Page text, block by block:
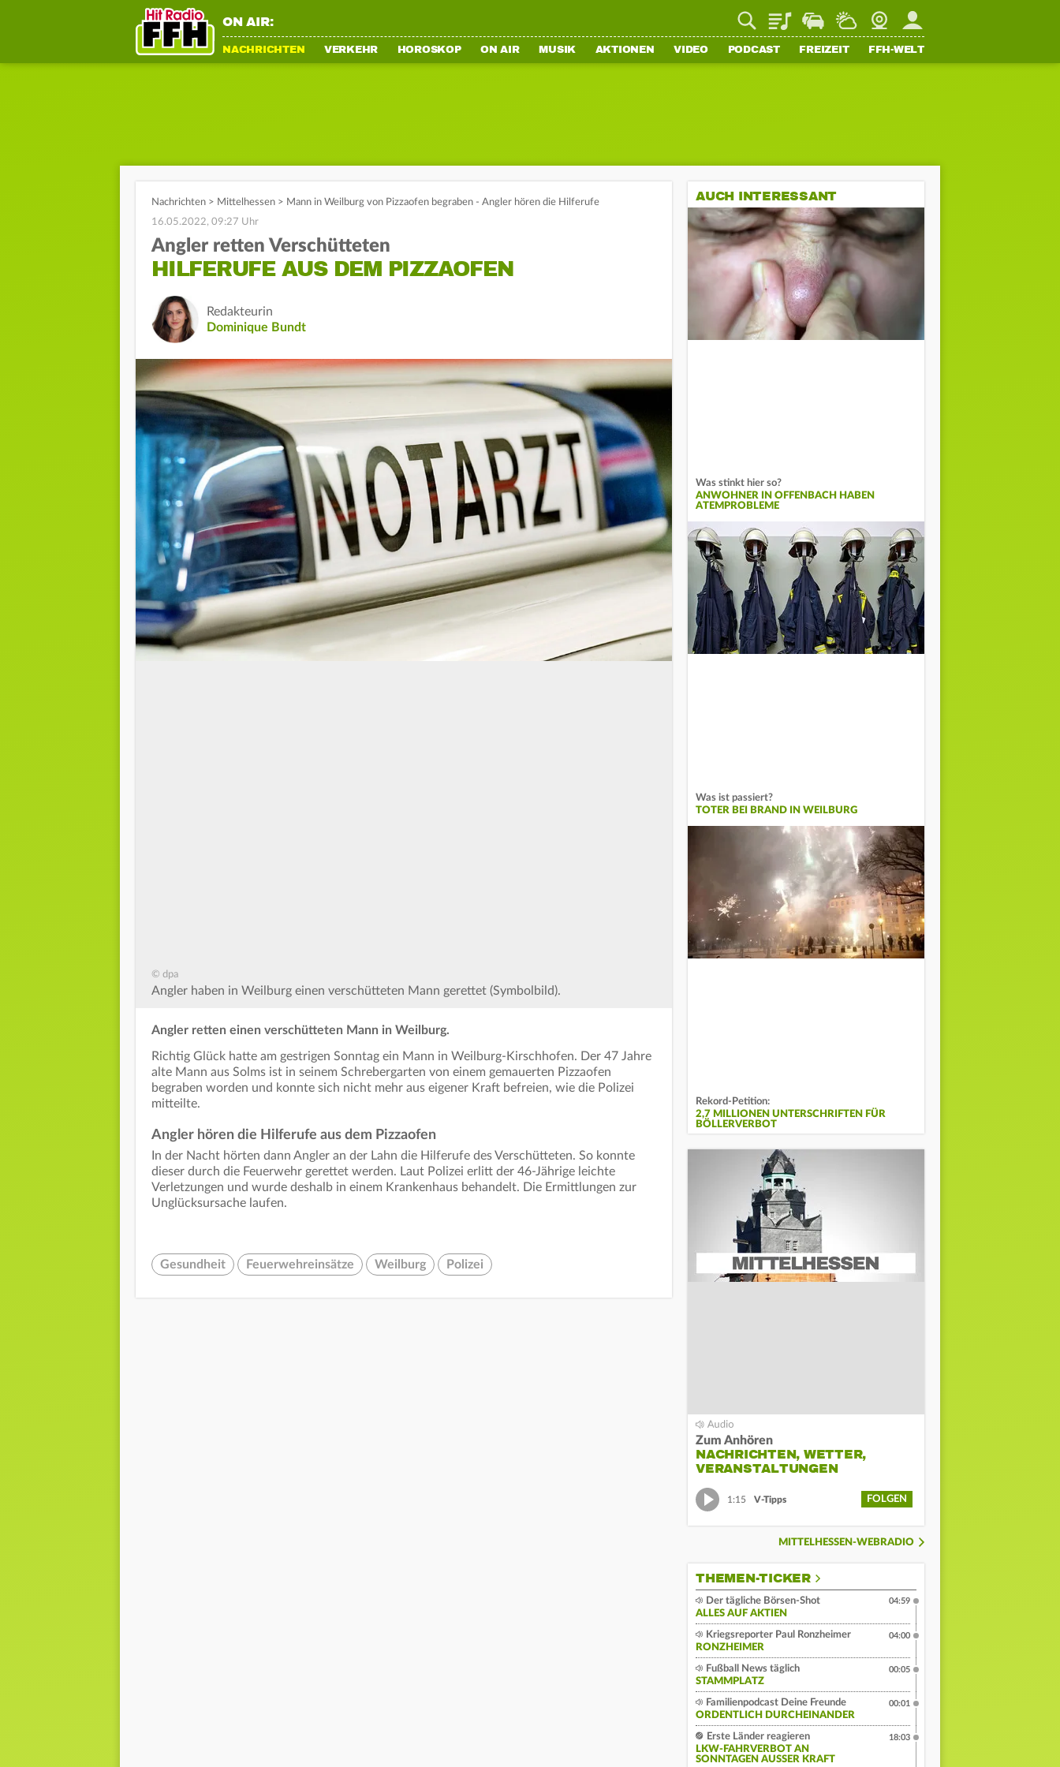
ON AIR: PlaylistStaupilotWetterWebcamMein FFH
NACHRICHTEN VERKEHR HOROSKOP ON AIR MUSIK AKTIONEN VIDEO PODCAST FREIZEIT FFH-WELT
Nachrichten > Mittelhessen > Mann in Weilburg von Pizzaofen begraben - Angler hören die Hilferufe
16.05.2022, 09:27 Uhr
Angler retten Verschütteten
HILFERUFE AUS DEM PIZZAOFEN
Redakteurin
Dominique Bundt
© dpa
Angler haben in Weilburg einen verschütteten Mann gerettet (Symbolbild).
Angler retten einen verschütteten Mann in Weilburg.
Richtig Glück hatte am gestrigen Sonntag ein Mann in Weilburg-Kirschhofen. Der 47 Jahre
alte Mann aus Solms ist in seinem Schrebergarten von einem gemauerten Pizzaofen
begraben worden und konnte sich nicht mehr aus eigener Kraft befreien, wie die Polizei
mitteilte.
Angler hören die Hilferufe aus dem Pizzaofen
In der Nacht hörten dann Angler an der Lahn die Hilferufe des Verschütteten. So konnte
dieser durch die Feuerwehr gerettet werden. Laut Polizei erlitt der 46-Jährige leichte
Verletzungen und wurde deshalb in einem Krankenhaus behandelt. Die Ermittlungen zur
Unglücksursache laufen.
Gesundheit Feuerwehreinsätze Weilburg Polizei
AUCH INTERESSANT
Was stinkt hier so?
ANWOHNER IN OFFENBACH HABEN
ATEMPROBLEME
Was ist passiert?
TOTER BEI BRAND IN WEILBURG
Rekord-Petition:
2,7 MILLIONEN UNTERSCHRIFTEN FÜR
BÖLLERVERBOT
Zum Anhören
NACHRICHTEN, WETTER,
VERANSTALTUNGEN
1:15 V-Tipps FOLGEN
MITTELHESSEN-WEBRADIO
THEMEN-TICKER
Der tägliche Börsen-Shot
ALLES AUF AKTIEN
04:59
Kriegsreporter Paul Ronzheimer
RONZHEIMER
04:00
Fußball News täglich
STAMMPLATZ
00:05
Familienpodcast Deine Freunde
ORDENTLICH DURCHEINANDER
00:01
Erste Länder reagieren
LKW-FAHRVERBOT AN
SONNTAGEN AUSSER KRAFT
18:03